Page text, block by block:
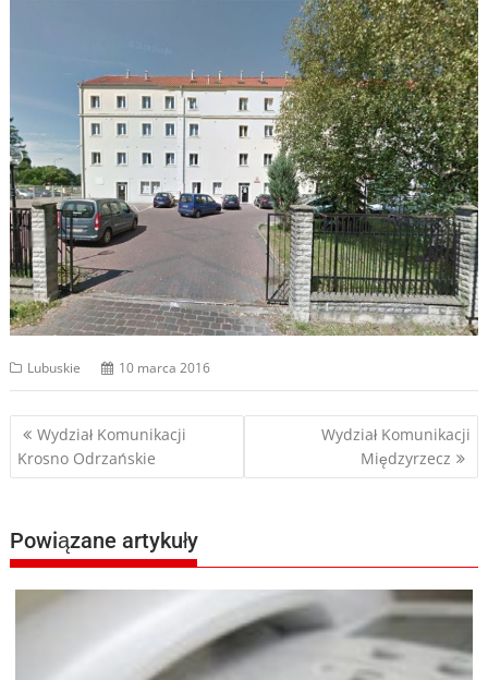
Lubuskie 10 marca 2016
Nawigacja
wpisu
Wydział Komunikacji
Krosno Odrzańskie
Wydział Komunikacji
Międzyrzecz
Powiązane artykuły